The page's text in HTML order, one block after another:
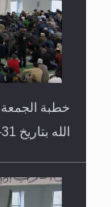
خطبة الجمعة
الله بتاريخ 31-07-2026